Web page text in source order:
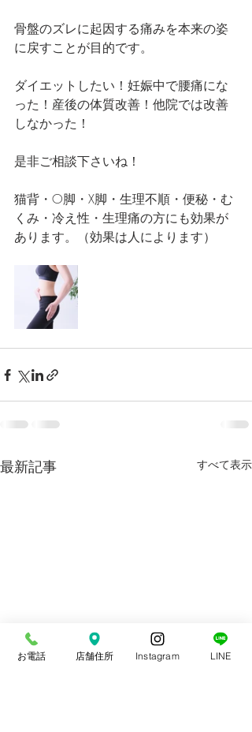
骨盤のズレに起因する痛みを本来の姿
に戻すことが目的です。
ダイエットしたい！妊娠中で腰痛にな
った！産後の体質改善！他院では改善
しなかった！
是非ご相談下さいね！
猫背・O脚・X脚・生理不順・便秘・む
くみ・冷え性・生理痛の方にも効果が
あります。（効果は人によります）
最新記事 すべて表示
お電話 店舗住所 Instagram LINE